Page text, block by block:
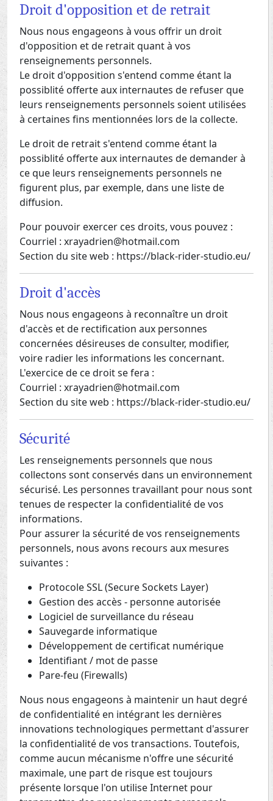
Droit d'opposition et de retrait
Nous nous engageons à vous offrir un droit
d'opposition et de retrait quant à vos
renseignements personnels.
Le droit d'opposition s'entend comme étant la
possiblité offerte aux internautes de refuser que
leurs renseignements personnels soient utilisées
à certaines fins mentionnées lors de la collecte.
Le droit de retrait s'entend comme étant la
possiblité offerte aux internautes de demander à
ce que leurs renseignements personnels ne
figurent plus, par exemple, dans une liste de
diffusion.
Pour pouvoir exercer ces droits, vous pouvez :
Courriel : xrayadrien@hotmail.com
Section du site web : https://black-rider-studio.eu/
Droit d'accès
Nous nous engageons à reconnaître un droit
d'accès et de rectification aux personnes
concernées désireuses de consulter, modifier,
voire radier les informations les concernant.
L'exercice de ce droit se fera :
Courriel : xrayadrien@hotmail.com
Section du site web : https://black-rider-studio.eu/
Sécurité
Les renseignements personnels que nous
collectons sont conservés dans un environnement
sécurisé. Les personnes travaillant pour nous sont
tenues de respecter la confidentialité de vos
informations.
Pour assurer la sécurité de vos renseignements
personnels, nous avons recours aux mesures
suivantes :
Protocole SSL (Secure Sockets Layer)
Gestion des accès - personne autorisée
Logiciel de surveillance du réseau
Sauvegarde informatique
Développement de certificat numérique
Identifiant / mot de passe
Pare-feu (Firewalls)
Nous nous engageons à maintenir un haut degré
de confidentialité en intégrant les dernières
innovations technologiques permettant d'assurer
la confidentialité de vos transactions. Toutefois,
comme aucun mécanisme n'offre une sécurité
maximale, une part de risque est toujours
présente lorsque l'on utilise Internet pour